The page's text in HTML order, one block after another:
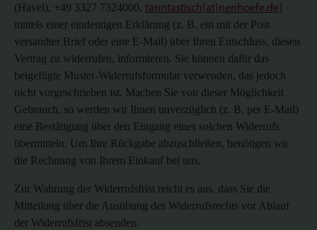
(Havel), +49 3327 7324000, tanntastisch[at]nenhoefe.de]
mittels einer eindeutigen Erklärung (z. B. ein mit der Post
versandter Brief oder eine E-Mail) über Ihren Entschluss, diesen
Vertrag zu widerrufen, informieren. Sie können dafür das
beigefügte Muster-Widerrufsformular verwenden, das jedoch
nicht vorgeschrieben ist. Machen Sie von dieser Möglichkeit
Gebrauch, so werden wir Ihnen unverzüglich (z. B. per E-Mail)
eine Bestätigung über den Eingang eines solchen Widerrufs
übermitteln. Um Ihre Rückgabe abzuschließen, benötigen wir
die Rechnung von Ihrem Einkauf bei uns.
Zur Wahrung der Widerrufsfrist reicht es aus, dass Sie die
Mitteilung über die Ausübung des Widerrufsrechts vor Ablauf
der Widerrufsfrist absenden.